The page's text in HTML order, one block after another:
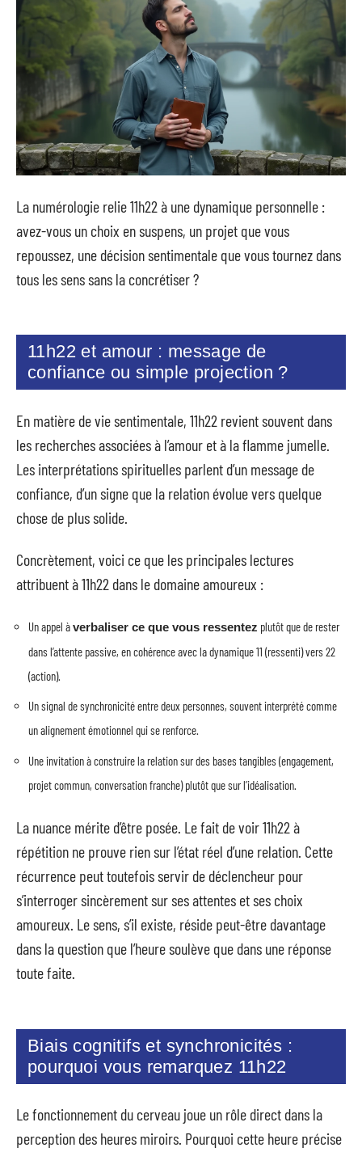
La numérologie relie 11h22 à une dynamique personnelle :
avez-vous un choix en suspens, un projet que vous
repoussez, une décision sentimentale que vous tournez dans
tous les sens sans la concrétiser ?
11h22 et amour : message de
confiance ou simple projection ?
En matière de vie sentimentale, 11h22 revient souvent dans
les recherches associées à l’amour et à la flamme jumelle.
Les interprétations spirituelles parlent d’un message de
confiance, d’un signe que la relation évolue vers quelque
chose de plus solide.
Concrètement, voici ce que les principales lectures
attribuent à 11h22 dans le domaine amoureux :
Un appel àverbaliser ce que vous ressentez plutôt que de rester
dans l’attente passive, en cohérence avec la dynamique 11 (ressenti) vers 22
(action).
Un signal de synchronicité entre deux personnes, souvent interprété comme
un alignement émotionnel qui se renforce.
Une invitation à construire la relation sur des bases tangibles (engagement,
projet commun, conversation franche) plutôt que sur l’idéalisation.
La nuance mérite d’être posée. Le fait de voir 11h22 à
répétition ne prouve rien sur l’état réel d’une relation. Cette
récurrence peut toutefois servir de déclencheur pour
s’interroger sincèrement sur ses attentes et ses choix
amoureux. Le sens, s’il existe, réside peut-être davantage
dans la question que l’heure soulève que dans une réponse
toute faite.
Biais cognitifs et synchronicités :
pourquoi vous remarquez 11h22
Le fonctionnement du cerveau joue un rôle direct dans la
perception des heures miroirs. Pourquoi cette heure précise